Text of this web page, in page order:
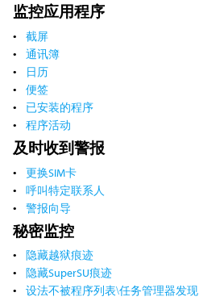
监控应用程序
截屏
通讯簿
日历
便签
已安装的程序
程序活动
及时收到警报
更换SIM卡
呼叫特定联系人
警报向导
秘密监控
隐藏越狱痕迹
隐藏SuperSU痕迹
设法不被程序列表\任务管理器发现